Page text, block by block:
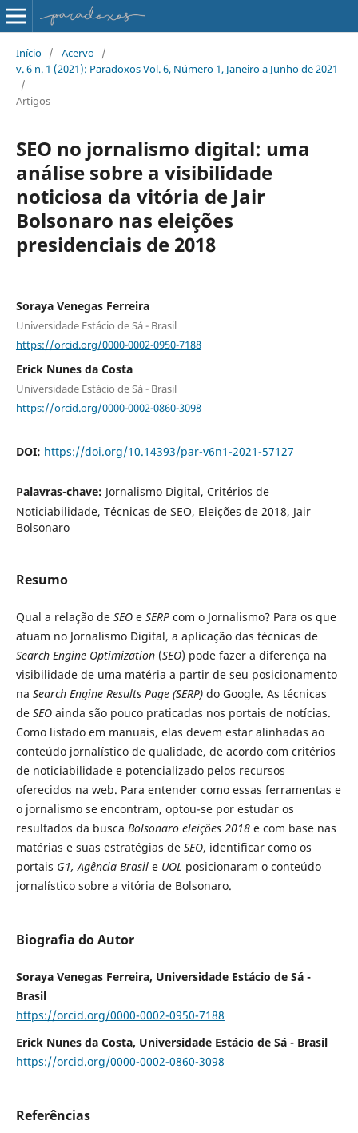
Início / Acervo /
v. 6 n. 1 (2021): Paradoxos Vol. 6, Número 1, Janeiro a Junho de 2021
/
Artigos
SEO no jornalismo digital: uma
análise sobre a visibilidade
noticiosa da vitória de Jair
Bolsonaro nas eleições
presidenciais de 2018
Soraya Venegas Ferreira
Universidade Estácio de Sá - Brasil
https://orcid.org/0000-0002-0950-7188
Erick Nunes da Costa
Universidade Estácio de Sá - Brasil
https://orcid.org/0000-0002-0860-3098
DOI: https://doi.org/10.14393/par-v6n1-2021-57127
Palavras-chave: Jornalismo Digital, Critérios de
Noticiabilidade, Técnicas de SEO, Eleições de 2018, Jair
Bolsonaro
Resumo
Qual a relação de SEOe SERPcom o Jornalismo? Para os que
atuam no Jornalismo Digital, a aplicação das técnicas de
Search Engine Optimization(SEO) pode fazer a diferença na
visibilidade de uma matéria a partir de seu posicionamento
na Search Engine Results Page (SERP)do Google. As técnicas
de SEOainda são pouco praticadas nos portais de notícias.
Como listado em manuais, elas devem estar alinhadas ao
conteúdo jornalístico de qualidade, de acordo com critérios
de noticiabilidade e potencializado pelos recursos
oferecidos na web. Para entender como essas ferramentas e
o jornalismo se encontram, optou-se por estudar os
resultados da busca Bolsonaro eleições 2018e com base nas
matérias e suas estratégias de SEO, identificar como os
portais G1, Agência Brasil eUOL posicionaram o conteúdo
jornalístico sobre a vitória de Bolsonaro.
Biografia do Autor
Soraya Venegas Ferreira, Universidade Estácio de Sá -
Brasil
https://orcid.org/0000-0002-0950-7188
Erick Nunes da Costa, Universidade Estácio de Sá - Brasil
https://orcid.org/0000-0002-0860-3098
Referências